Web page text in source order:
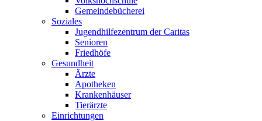
Gemeindebücherei
Soziales
Jugendhilfezentrum der Caritas
Senioren
Friedhöfe
Gesundheit
Ärzte
Apotheken
Krankenhäuser
Tierärzte
Einrichtungen